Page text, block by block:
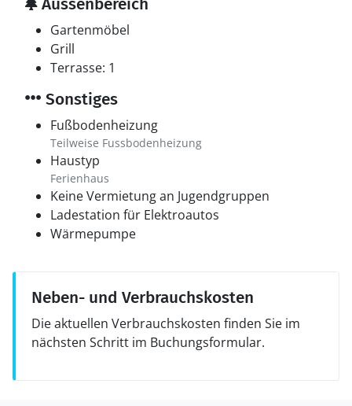
Gartenmöbel
Grill
Terrasse: 1
Sonstiges
Fußbodenheizung
Teilweise Fussbodenheizung
Haustyp
Ferienhaus
Keine Vermietung an Jugendgruppen
Ladestation für Elektroautos
Wärmepumpe
Neben- und Verbrauchskosten
Die aktuellen Verbrauchskosten finden Sie im
nächsten Schritt im Buchungsformular.